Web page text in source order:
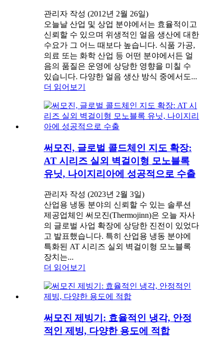
관리자 작성 (2012년 2월 26일)
오늘날 산업 및 상업 분야에서는 효율적이고
신뢰할 수 있으며 위생적인 ​​얼음 생산에 대한
수요가 그 어느 때보다 높습니다. 식품 가공,
의료 또는 화학 산업 등 어떤 분야에서든 얼
음의 품질은 운영에 상당한 영향을 미칠 수
있습니다. 다양한 얼음 생산 방식 중에서도...
더 읽어보기
써모진, 글로벌 콜드체인 지도 확장:
AT 시리즈 실외 벽걸이형 모노블록
유닛, 나이지리아에 성공적으로 수출
관리자 작성 (2023년 2월 3일)
산업용 냉동 분야의 신뢰할 수 있는 솔루션
제공업체인 써모진(Thermojinn)은 오늘 자사
의 글로벌 사업 확장에 상당한 진전이 있었다
고 발표했습니다. 특히 산업용 냉동 분야에
특화된 AT 시리즈 실외 벽걸이형 모노블록
장치는...
더 읽어보기
써모진 제빙기: 효율적인 냉각, 안정
적인 제빙, 다양한 용도에 적합